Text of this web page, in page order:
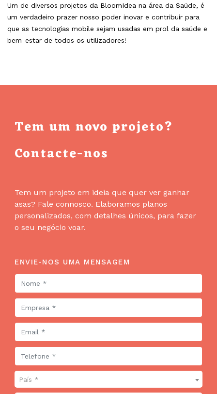
Um de diversos projetos da BloomIdea na área da Saúde, é
um verdadeiro prazer nosso poder inovar e contribuir para
que as tecnologias mobile sejam usadas em prol da saúde e
bem-estar de todos os utilizadores!
Tem um novo projeto?
Contacte-nos
Tem um projeto em ideia que quer ver ganhar
asas? Fale connosco. Elaboramos planos
personalizados, com detalhes únicos, para fazer
o seu negócio voar.
ENVIE-NOS UMA MENSAGEM
País *